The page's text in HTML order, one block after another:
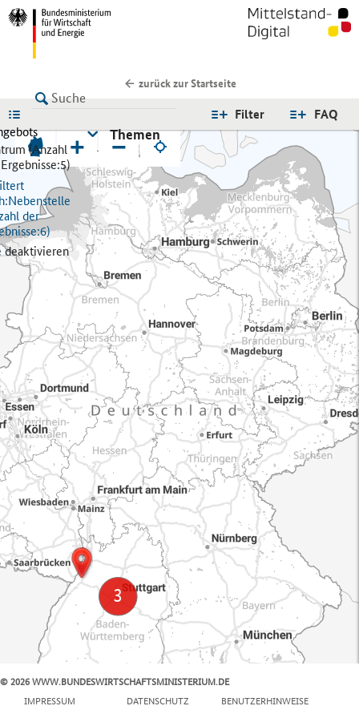
zurück zur Startseite
FAQ
Filter
(Anzahl
5)
Nebenstelle
der
6)
deaktivieren
Themen
+ −
© 2026 WWW.BUNDESWIRTSCHAFTSMINISTERIUM.DE
IMPRESSUM
DATENSCHUTZ BENUTZERHINWEISE